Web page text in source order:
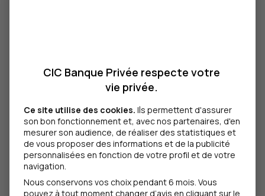
Conjoncture et marchés décembre 2025
Une économie mondiale toujours solide malgré un
regain de tensions politiques et économiques.
L’analyse de nos experts
Lire l'article
CIC Banque Privée respecte votre
vie privée.
Ce site utilise des cookies. Ils permettent d'assurer
son bon fonctionnement et, avec nos partenaires, d'en
mesurer son audience, de réaliser des statistiques et
de vous proposer des informations et de la publicité
personnalisées en fonction de votre profil et de votre
navigation.
Nous conservons vos choix pendant 6 mois. Vous
pouvez à tout moment changer d’avis en cliquant sur le